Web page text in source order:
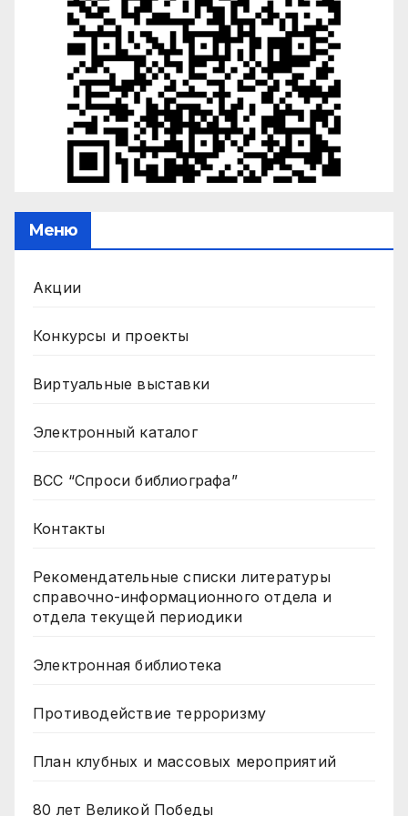
Меню
Акции
Конкурсы и проекты
Виртуальные выставки
Электронный каталог
ВСС “Спроси библиографа”
Контакты
Рекомендательные списки литературы
справочно-информационного отдела и
отдела текущей периодики
Электронная библиотека
Противодействие терроризму
План клубных и массовых мероприятий
80 лет Великой Победы